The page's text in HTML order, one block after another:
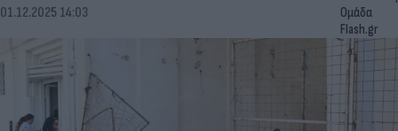
01.12.2025 14:03
Ομάδα
Flash.gr